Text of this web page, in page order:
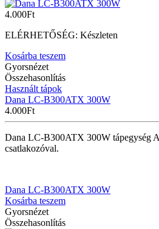
4.000Ft
ELÉRHETŐSÉG: Készleten
Kosárba teszem
Gyorsnézet
Összehasonlítás
Használt tápok
Dana LC-B300ATX 300W
4.000Ft
Dana LC-B300ATX 300W tápegység
csatlakozóval.
Dana LC-B300ATX 300W
Kosárba teszem
Gyorsnézet
Összehasonlítás